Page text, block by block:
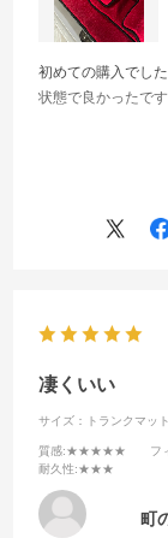
初めての購入でし
状態で良かったです
んだら良くなるの
凄くいい
サイズ：トランクマッ
質感:★★★★★ フ
耐久性:★★★
町